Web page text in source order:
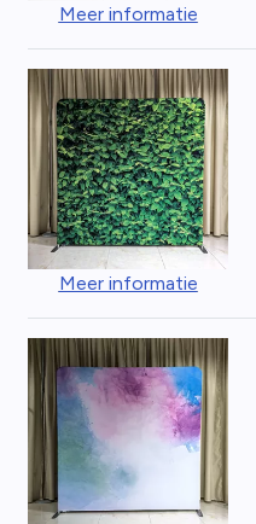
Meer informatie
Meer informatie